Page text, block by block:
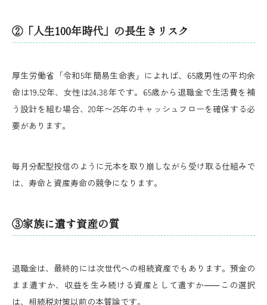
②「人生100年時代」の長生きリスク
厚生労働省「令和5年簡易生命表」によれば、65歳男性の平均余
命は19.52年、女性は24.38年です。65歳から退職金で生活費を補
う設計を組む場合、20年〜25年のキャッシュフローを確保する必
要があります。
毎月分配型投信のように元本を取り崩しながら受け取る仕組みで
は、寿命と資産寿命の競争になります。
③家族に遺す資産の質
退職金は、最終的には次世代への相続資産でもあります。預金の
まま遺すか、収益を生み続ける資産として遺すか⸺この選択
は、相続税対策以前の本質論です。